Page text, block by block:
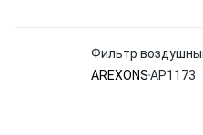
Фильтр
AREXONSAP1173